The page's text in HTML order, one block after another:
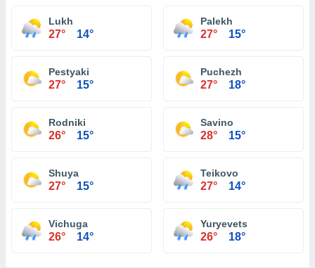
Lukh
27° 14°
Palekh
27° 15°
Pestyaki
27° 15°
Puchezh
27° 18°
Rodniki
26° 15°
Savino
28° 15°
Shuya
27° 15°
Teikovo
27° 14°
Vichuga
26° 14°
Yuryevets
26° 18°